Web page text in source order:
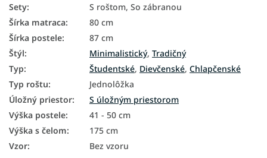
Sety:
S roštom, So zábranou
Šírka matraca:
80 cm
Šírka postele:
87 cm
Štýl: Minimalistický, Tradičný
Typ: Študentské, Dievčenské, Chlapčenské
Typ roštu:
Jednolôžka
Úložný priestor:
S úložným priestorom
Výška postele:
41 - 50 cm
Výška s čelom:
175 cm
Vzor: Bez vzoru